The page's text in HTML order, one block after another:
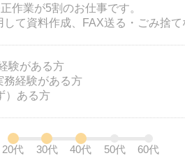
作業が5割のお仕事です。
て資料作成、FAX送る・ごみ捨て
験がある方
務経験がある方
）ある方
20代 30代 40代 50代 60代